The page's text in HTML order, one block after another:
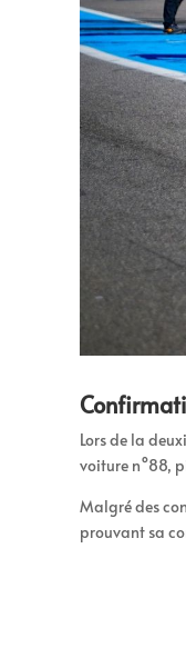
Lors de la
voiture n°88,
Malgré des
prouvant sa